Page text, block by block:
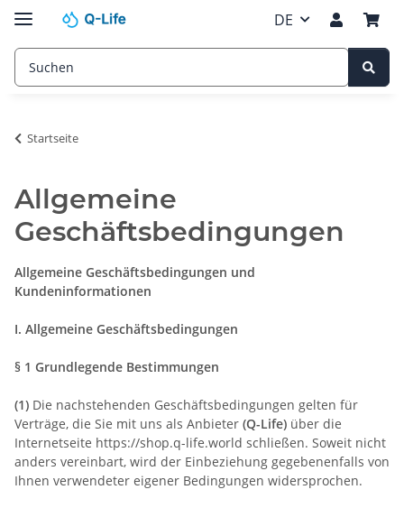
DE
Startseite
Allgemeine
Geschäftsbedingungen
Allgemeine Geschäftsbedingungen und
Kundeninformationen
I. Allgemeine Geschäftsbedingungen
§ 1 Grundlegende Bestimmungen
(1) Die nachstehenden Geschäftsbedingungen gelten für
Verträge, die Sie mit uns als Anbieter (Q-Life) über die
Internetseite https://shop.q-life.world schließen. Soweit nicht
anders vereinbart, wird der Einbeziehung gegebenenfalls von
Ihnen verwendeter eigener Bedingungen widersprochen.